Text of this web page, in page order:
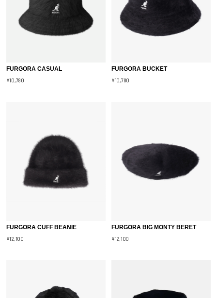
FURGORA CASUAL
¥10,780
FURGORA BUCKET
¥10,780
FURGORA CUFF BEANIE
¥12,100
FURGORA BIG MONTY BERET
¥12,100